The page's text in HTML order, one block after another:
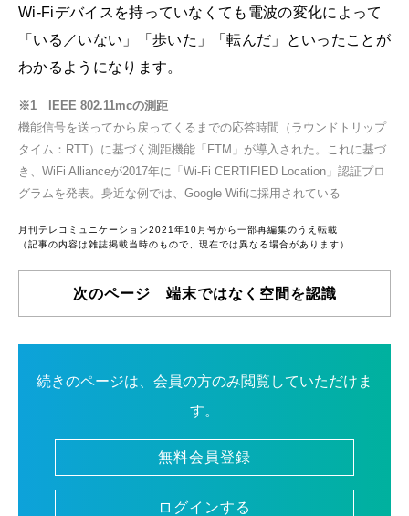
Wi-Fiデバイスを持っていなくても電波の変化によって
「いる／いない」「歩いた」「転んだ」といったことが
わかるようになります。
※1 IEEE 802.11mcの測距
機能信号を送ってから戻ってくるまでの応答時間（ラウンドトリップ
タイム：RTT）に基づく測距機能「FTM」が導入された。これに基づ
き、WiFi Allianceが2017年に「Wi-Fi CERTIFIED Location」認証プロ
グラムを発表。身近な例では、Google Wifiに採用されている
月刊テレコミュニケーション2021年10月号から一部再編集のうえ転載
（記事の内容は雑誌掲載当時のもので、現在では異なる場合があります）
次のページ 端末ではなく空間を認識
続きのページは、会員の方のみ閲覧していただけま
す。
無料会員登録
ログインする